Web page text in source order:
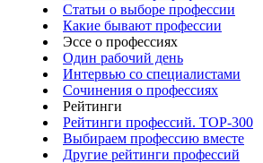
Статьи о выборе профессии
Какие бывают профессии
Эссе о профессиях
Один рабочий день
Интервью со специалистами
Сочинения о профессиях
Рейтинги
Рейтинги профессий. TOP-300
Выбираем профессию вместе
Другие рейтинги профессий